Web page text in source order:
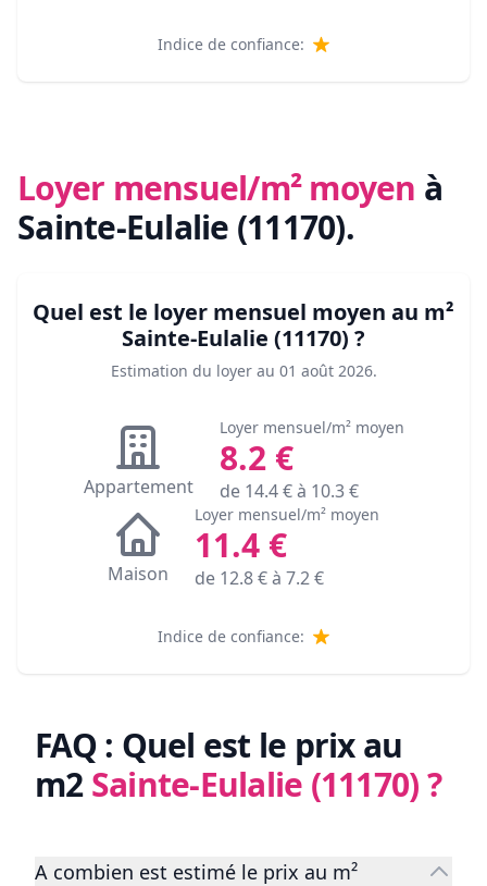
Indice de confiance:
Loyer mensuel/m² moyen à
Sainte-Eulalie (11170).
Quel est le loyer mensuel moyen au m²
Sainte-Eulalie (11170) ?
Estimation du loyer au 01 août 2026.
Appartement
Loyer mensuel/m² moyen
8.2€
de 14.4€ à 10.3€
Maison
Loyer mensuel/m² moyen
11.4 €
de 12.8€ à 7.2€
Indice de confiance:
FAQ : Quel est le prix au
m2Sainte-Eulalie (11170)?
A combien est estimé le prix au m²